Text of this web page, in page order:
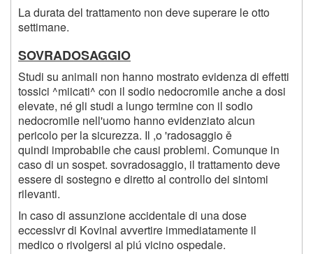
La durata del trattamento non deve superare le otto
settimane.
SOVRADOSAGGIO
Studi su animali non hanno mostrato evidenza di effetti
tossici ^miicati^ con il sodio nedocromile anche a dosi
elevate, né gli studi a lungo termine con il sodio
nedocromile nell'uomo hanno evidenziato alcun
pericolo per la sicurezza. Il ,o 'radosaggio ě
quindi improbabile che causi problemi. Comunque in
caso di un sospet. sovradosaggio, il trattamento deve
essere di sostegno e diretto al controllo dei sintomi
rilevanti.
In caso di assunzione accidentale di una dose
eccessivr di Kovinal avvertire immediatamente il
medico o rivolgersi al piú vicino ospedale.